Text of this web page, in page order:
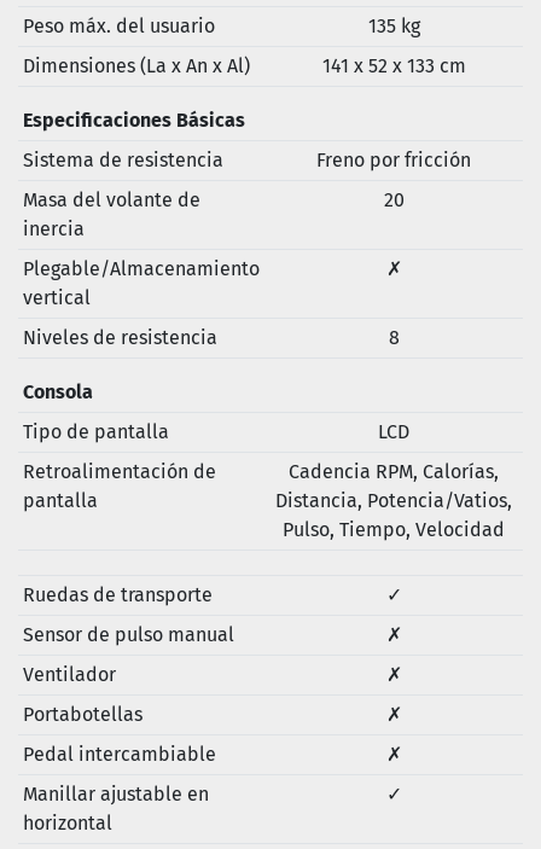
Peso máx. del usuario
135 kg
Dimensiones (La x An x Al)
141 x 52 x 133 cm
Especificaciones Básicas
Sistema de resistencia
Freno por fricción
Masa del volante de
inercia
20
Plegable/Almacenamiento
vertical
✗
Niveles de resistencia 8
Consola
Tipo de pantalla
LCD
Retroalimentación de
pantalla
Cadencia RPM, Calorías,
Distancia, Potencia/Vatios,
Pulso, Tiempo, Velocidad
Ruedas de transporte
✓
Sensor de pulso manual
✗
Ventilador
✗
Portabotellas
✗
Pedal intercambiable
✗
Manillar ajustable en
horizontal
✓